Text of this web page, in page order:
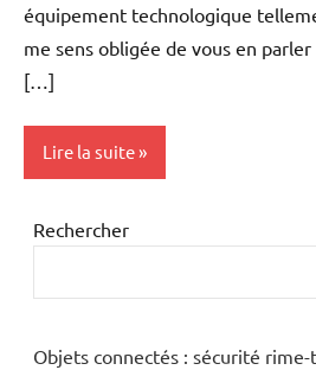
équipement technologique
me sens obligée de vous en
[…]
Lire la suite
Inclassables
Rechercher
Objets connectés : sécurité